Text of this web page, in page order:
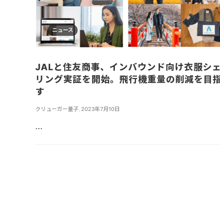
ニュース
JALと住友商事、インバウンド向け衣服シ
リング実証を開始。飛行機重量の削減を目
す
クリューガー量子, 2023年7月10日
...